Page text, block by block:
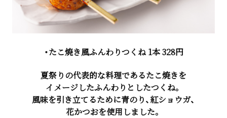
・たこ焼き風ふんわりつくね 1本 328円
夏祭りの代表的な料理であるたこ焼きを
イメージしたふんわりとしたつくね。
風味を引き立てるために青のり、紅ショウガ、
花かつおを使用しました。